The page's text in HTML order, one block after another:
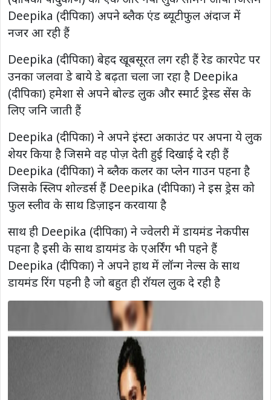
Deepika (दीपिका) अपने ब्लैक एंड ब्यूटीफुल अंदाज में
नजर आ रही हैं
Deepika (दीपिका) बेहद खूबसूरत लग रही हैं रेड कारपेट पर
उनका जलवा डे बाये डे बढ़ता चला जा रहा है Deepika
(दीपिका) हमेशा से अपने बोल्ड लुक और स्मार्ट ड्रेस्ड सेंस के
लिए जनि जाती हैं
Deepika (दीपिका) ने अपने इंस्टा अकाउंट पर अपना ये लुक
शेयर किया है जिसमे वह पोज़ देती हुई दिखाई दे रही हैं
Deepika (दीपिका) ने ब्लैक कलर का प्लेन गाउन पहना है
जिसके स्लिप शोल्डर्स हैं Deepika (दीपिका) ने इस ड्रेस को
फुल स्लीव के साथ डिज़ाइन करवाया है
साथ ही Deepika (दीपिका) ने ज्वेलरी में डायमंड नेकपीस
पहना है इसी के साथ डायमंड के एअर्रिंग भी पहने हैं
Deepika (दीपिका) ने अपने हाथ में लॉन्ग नेल्स के साथ
डायमंड रिंग पहनी है जो बहुत ही रॉयल लुक दे रही है